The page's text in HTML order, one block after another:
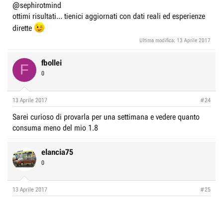
@sephirotmind
ottimi risultati... tienici aggiornati con dati reali ed esperienze
dirette
Ultima modifica: 13 Aprile 2017
F fbollei
0
13 Aprile 2017 #24
Sarei curioso di provarla per una settimana e vedere quanto
consuma meno del mio 1.8
elancia75
0
13 Aprile 2017 #25